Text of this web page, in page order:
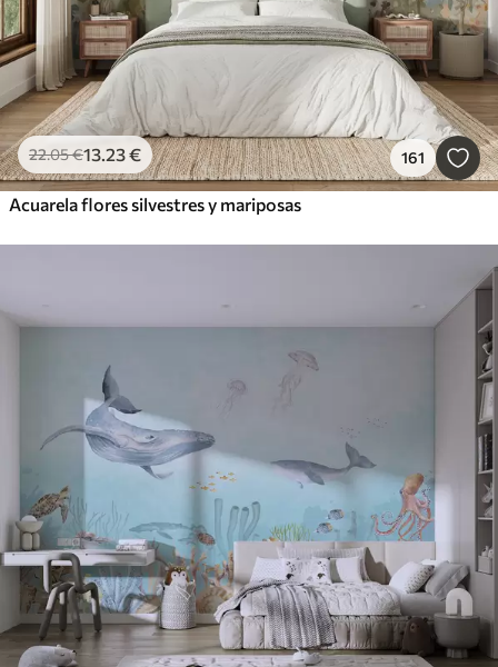
22.05€13.23€ 161
Acuarela flores silvestres y mariposas